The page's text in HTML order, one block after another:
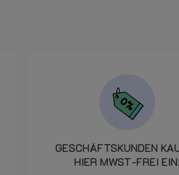
GESCHÄFTSKUNDEN
HIER MWST-FREI EIN!